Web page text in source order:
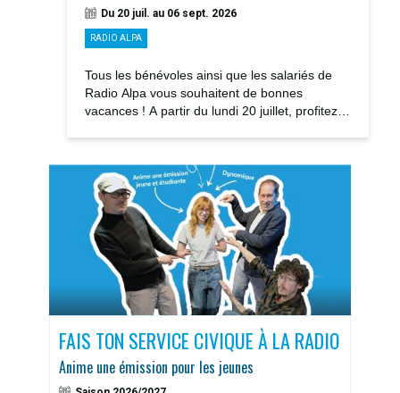
Du 20 juil. au 06 sept. 2026
RADIO ALPA
Tous les bénévoles ainsi que les salariés de
Radio Alpa vous souhaitent de bonnes
vacances ! A partir du lundi 20 juillet, profitez
FAIS TON SERVICE CIVIQUE À LA RADIO
Anime une émission pour les jeunes